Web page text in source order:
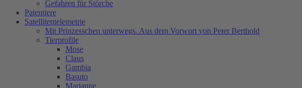
Gefahren für Störche
Patentiere
Satellitentelemetrie
Mit Prinzesschen unterwegs. Aus dem Vorwort von Peter Berthold
Tierprofile
Mose
Claus
Gambia
Basuto
Marianne